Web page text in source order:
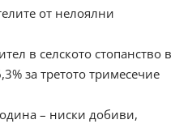
от нелоялни
в селското стопанство в
за третото тримесечие
– ниски добиви,